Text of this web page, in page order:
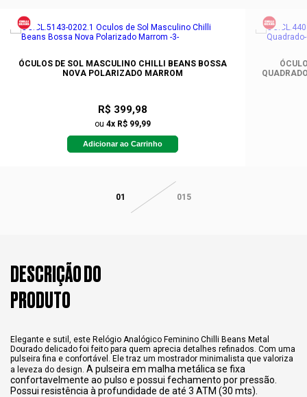
ÓCULOS DE SOL MASCULINO CHILLI BEANS BOSSA
NOVA POLARIZADO MARROM
R$ 399,98
ou 4x R$ 99,99
Adicionar ao Carrinho
01 015
DESCRIÇÃO DO
PRODUTO
Elegante e sutil, este Relógio Analógico Feminino Chilli Beans Metal
Dourado delicado foi feito para quem aprecia detalhes refinados. Com uma
pulseira fina e confortável. Ele traz um mostrador minimalista que valoriza
a leveza do design. A pulseira em malha metálica se fixa
confortavelmente ao pulso e possui fechamento por pressão.
Possui resistência à profundidade de até 3 ATM (30 mts).